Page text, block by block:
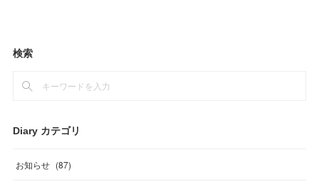
検索
Diary カテゴリ
お知らせ (87)